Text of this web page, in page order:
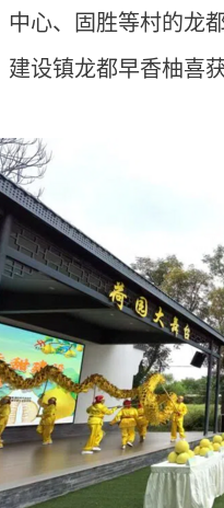
中心、固胜等村的龙
设镇龙都早香柚喜